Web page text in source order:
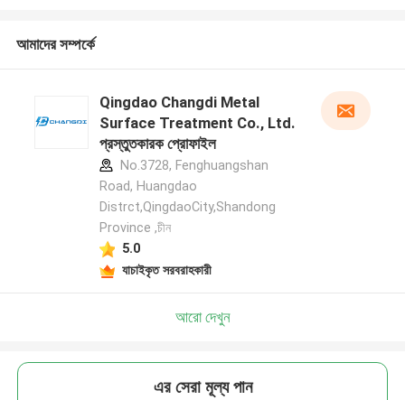
আমাদের সম্পর্কে
Qingdao Changdi Metal
Surface Treatment Co., Ltd.
প্রস্তুতকারক প্রোফাইল
No.3728, Fenghuangshan
Road, Huangdao
Distrct,QingdaoCity,Shandong
Province ,চীন
5.0
যাচাইকৃত সরবরাহকারী
আরো দেখুন
এর সেরা মূল্য পান